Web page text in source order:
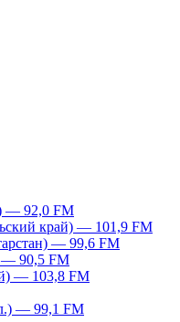
— 92,0 FM
край) — 101,9 FM
— 99,6 FM
— 90,5 FM
— 103,8 FM
— 99,1 FM